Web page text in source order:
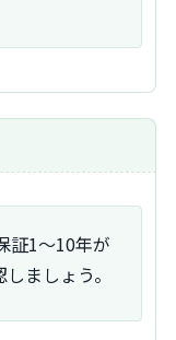
証1〜10年が
ましょう。